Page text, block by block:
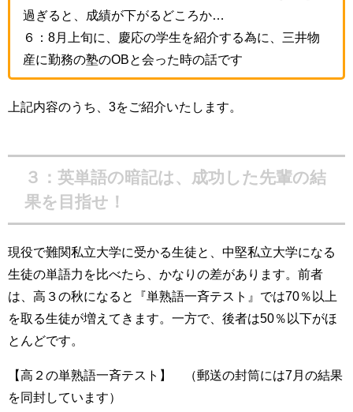
過ぎると、成績が下がるどころか…
６：8月上旬に、慶応の学生を紹介する為に、三井物
産に勤務の塾のOBと会った時の話です
上記内容のうち、3をご紹介いたします。
３：英単語の暗記は、成功した先輩の結
果を目指せ！
現役で難関私立大学に受かる生徒と、中堅私立大学になる
生徒の単語力を比べたら、かなりの差があります。前者
は、高３の秋になると『単熟語一斉テスト』では70％以上
を取る生徒が増えてきます。一方で、後者は50％以下がほ
とんどです。
【高２の単熟語一斉テスト】 （郵送の封筒には7月の結果
を同封しています）